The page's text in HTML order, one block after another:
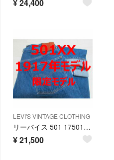
¥24,400
LEVI'S VINTAGE CLOTHING
リーバイス 501 17501 1917年モデル サスペンダー 限定品
¥21,500